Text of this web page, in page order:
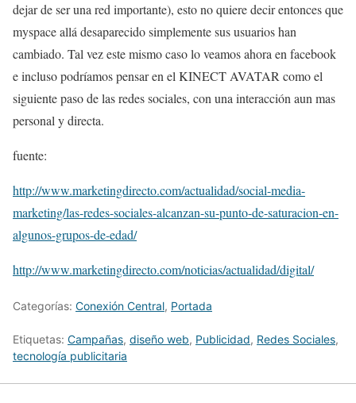
dejar de ser una red importante), esto no quiere decir entonces que
myspace allá desaparecido simplemente sus usuarios han
cambiado. Tal vez este mismo caso lo veamos ahora en facebook
e incluso podríamos pensar en el KINECT AVATAR como el
siguiente paso de las redes sociales, con una interacción aun mas
personal y directa.
fuente:
http://www.marketingdirecto.com/actualidad/social-media-
marketing/las-redes-sociales-alcanzan-su-punto-de-saturacion-en-
algunos-grupos-de-edad/
http://www.marketingdirecto.com/noticias/actualidad/digital/
Categorías: Conexión Central, Portada
Etiquetas: Campañas, diseño web, Publicidad, Redes Sociales,
tecnología publicitaria